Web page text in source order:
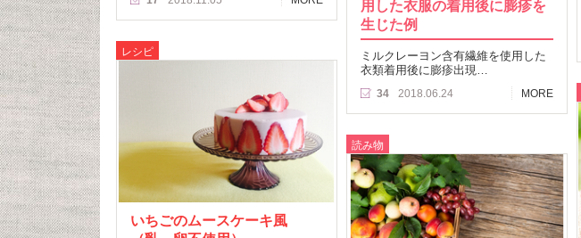
用した衣服の着用後に膨疹を
生じた例
ミルクレーヨン含有繊維を使用した
衣類着用後に膨疹出現…
34 2018.06.24 MORE
レシピ
いちごのムースケーキ風
読み物